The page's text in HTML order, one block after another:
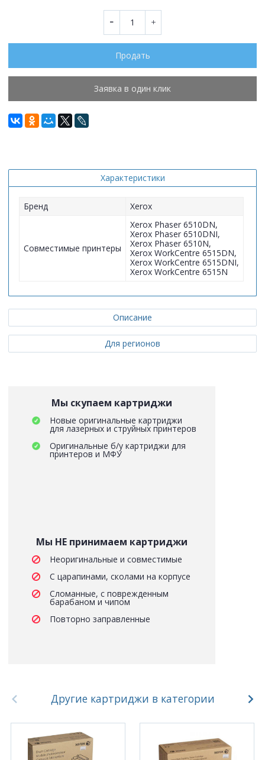
Продать
Заявка в один клик
Характеристики
Бренд Xerox
Совместимые принтеры
Xerox Phaser 6510DN,
Xerox Phaser 6510DNI,
Xerox Phaser 6510N,
Xerox WorkCentre 6515DN,
Xerox WorkCentre 6515DNI,
Xerox WorkCentre 6515N
Описание
Для регионов
Мы скупаем картриджи
Новые оригинальные картриджи
для лазерных и струйных принтеров
Оригинальные б/у картриджи для
принтеров и МФУ
Мы НЕ принимаем картриджи
Неоригинальные и совместимые
С царапинами, сколами на корпусе
Сломанные, с поврежденным
барабаном и чипом
Повторно заправленные
Другие картриджи в категории